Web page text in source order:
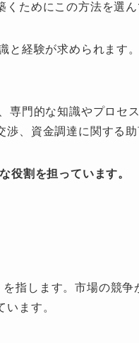
ためにこの方法を選ん
と経験が求められます
門的な知識やプロセ
、資金調達に関する助
役割を担っています。
指します。市場の競争
ます。